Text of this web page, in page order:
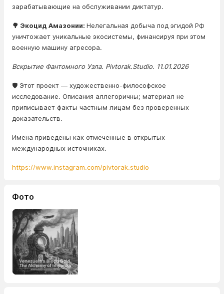
зарабатывающие на обслуживании диктатур.
🌳 Экоцид Амазонии: Нелегальная добыча под эгидой РФ
уничтожает уникальные экосистемы, финансируя при этом
военную машину агресора.
Вскрытие Фантомного Узла. Pivtorak.Studio. 11.01.2026
🛡️ Этот проект — художественно-философское
исследование. Описания аллегоричны; материал не
приписывает факты частным лицам без проверенных
доказательств.
Имена приведены как отмеченные в открытых
международных источниках.
https://www.instagram.com/pivtorak.studio
Фото